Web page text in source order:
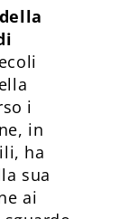
i
in
ha
sua
ai